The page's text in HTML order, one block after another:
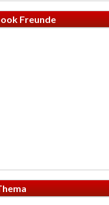
Freunde